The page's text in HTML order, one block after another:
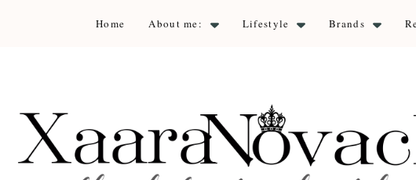
Home About me: Lifestyle Brands